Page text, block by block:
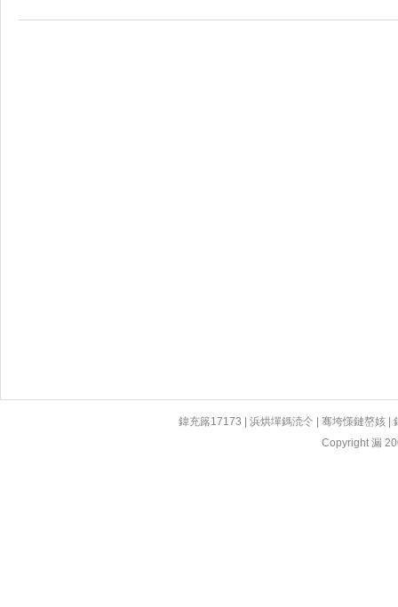
鍏充簬17173 |浜烘墠鎷涜仒 |骞垮憡鏈嶅姟 |
Copyright 漏